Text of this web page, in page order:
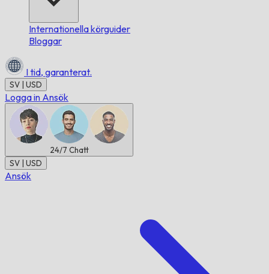
Internationella körguider
Bloggar
I tid, garanterat.
SV | USD
Logga in Ansök
24/7 Chatt
SV | USD
Ansök